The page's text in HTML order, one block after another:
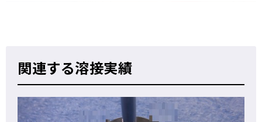
関連する溶接実績